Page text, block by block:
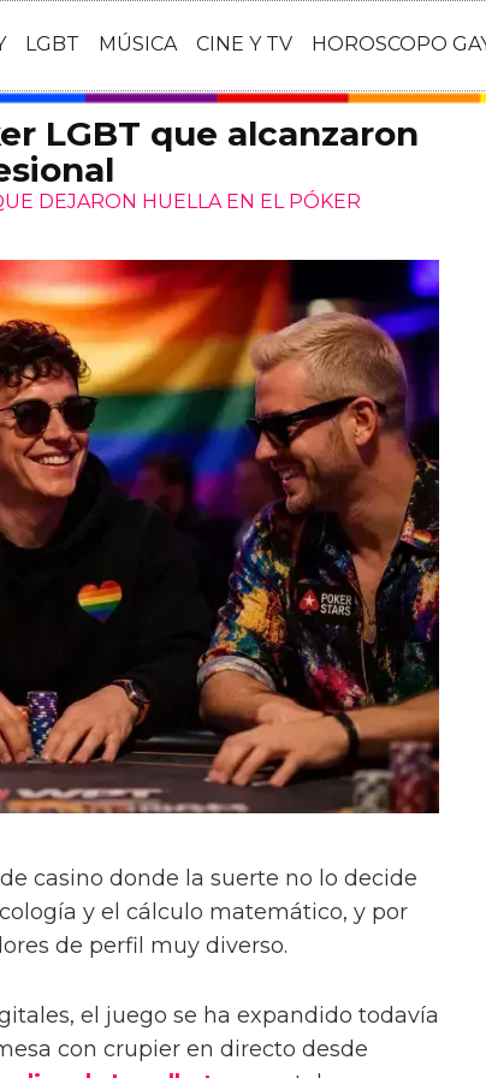
LGBT MÚSICA CINE Y TV HOROSCOPO
LGBT que alcanzaron
DEJARON HUELLA EN EL PÓKER
casino donde la suerte no lo decide
y el cálculo matemático, y por
de perfil muy diverso.
el juego se ha expandido todavía
con crupier en directo desde